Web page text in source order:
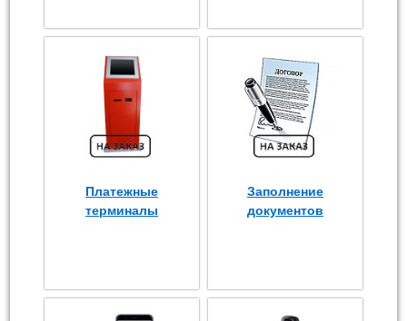
Платежные
терминалы
Заполнение
документов